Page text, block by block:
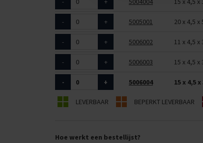
- + 5005001 20 x 4,5 x
- + 5006002 11 x 4,5 x
- + 5006003 15 x 4,5 x
- + 5006004 15 x 4,5
LEVERBAAR BEPERKT LEVERBAAR
Hoe werkt een bestellijst?